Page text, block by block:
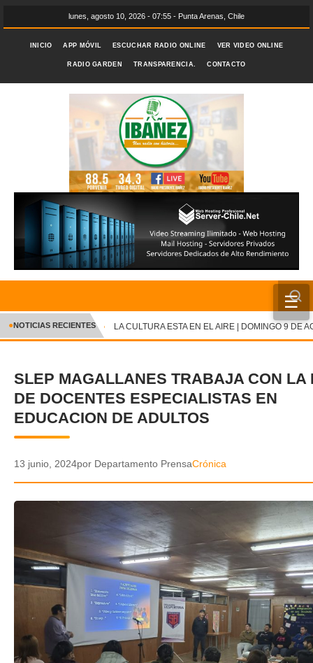
lunes, agosto 10, 2026 - 07:55 - Punta Arenas, Chile
INICIO APP MÓVIL ESCUCHAR RADIO ONLINE VER VIDEO ONLINE
RADIO GARDEN TRANSPARENCIA. CONTACTO
☰
INICIO
CRÓNICA
DEPORTES
ENTRETENIMIENTO Y CULTURA
GALERIA DE FOTOS
APP MÓVIL
TRANSPARENCIA
✕
●NOTICIAS RECIENTES LA CULTURA ESTA EN EL AIRE | DOMINGO 9 DE
SLEP MAGALLANES TRABAJA CON LA
DE DOCENTES ESPECIALISTAS EN
EDUCACION DE ADULTOS
13 junio, 2024por Departamento PrensaCrónica